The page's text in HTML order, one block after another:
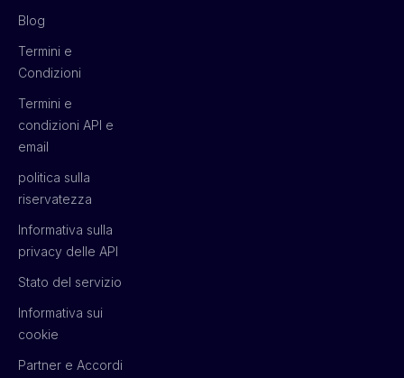
Blog
Termini e
Condizioni
Termini e
condizioni API e
email
politica sulla
riservatezza
Informativa sulla
privacy delle API
Stato del servizio
Informativa sui
cookie
Partner e Accordi